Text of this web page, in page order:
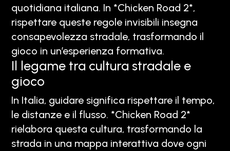
quotidiana italiana. In *Chicken Road 2*,
rispettare queste regole invisibili insegna
consapevolezza stradale, trasformando il
gioco in un’esperienza formativa.
Il legame tra cultura stradale e
gioco
In Italia, guidare significa rispettare il tempo,
le distanze e il flusso. *Chicken Road 2*
rielabora questa cultura, trasformando la
strada in una mappa interattiva dove ogni